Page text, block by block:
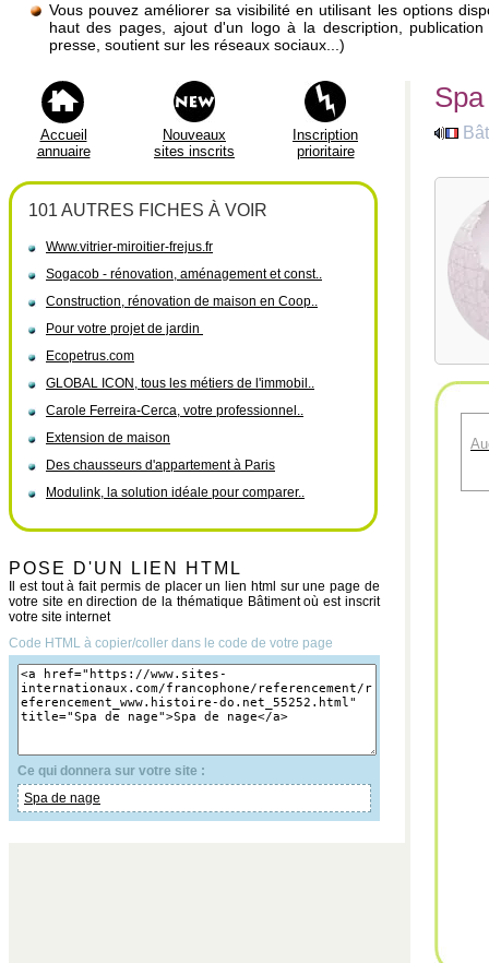
Vous pouvez améliorer sa visibilité en utilisant les options
haut des pages, ajout d'un logo à la description,
presse, soutient sur les réseaux sociaux...)
Accueil
annuaire
Nouveaux
sites inscrits
Inscription
prioritaire
101 AUTRES FICHES À VOIR
Www.vitrier-miroitier-frejus.fr
Sogacob - rénovation, aménagement et const..
Construction, rénovation de maison en Coop..
Pour votre projet de jardin
Ecopetrus.com
GLOBAL ICON, tous les métiers de l'immobil..
Carole Ferreira-Cerca, votre professionnel..
Extension de maison
Des chausseurs d'appartement à Paris
Modulink, la solution idéale pour comparer..
POSE D'UN LIEN HTML
Il est tout à fait permis de placer un lien html sur une page de
votre site en direction de la thématique Bâtiment où est inscrit
votre site internet
Code HTML à copier/coller dans le code de votre page
Ce qui donnera sur votre site :
Spa de nage